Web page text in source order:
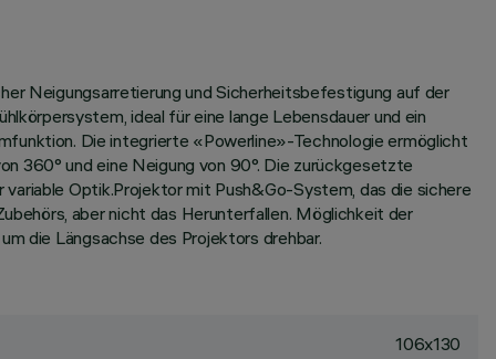
Neigungsarretierung und Sicherheitsbefestigung auf der
ideal für eine lange Lebensdauer und ein
Die integrierte «Powerline»-Technologie ermöglicht
360° und eine Neigung von 90°. Die zurückgesetzte
Optik.Projektor mit Push&Go-System, das die sichere
aber nicht das Herunterfallen. Möglichkeit der
die Längsachse des Projektors drehbar.
106x130